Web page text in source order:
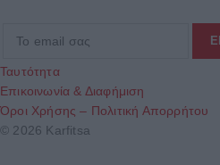
Ταυτότητα
Επικοινωνία & Διαφήμιση
Όροι Χρήσης – Πολιτική Απορρήτου
© 2026 Karfitsa